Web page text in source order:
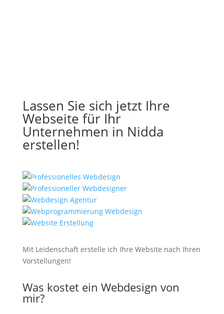
Lassen Sie sich jetzt Ihre
Webseite für Ihr
Unternehmen in Nidda
erstellen!
Mit Leidenschaft erstelle ich Ihre Website nach Ihren
Vorstellungen!
Was kostet ein Webdesign von
mir?